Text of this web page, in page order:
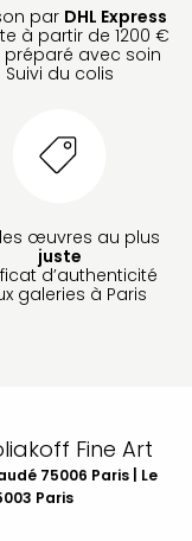
par DHL Express
à partir de 1200 €
préparé avec soin
Suivi du colis
œuvres au plus
juste
d’authenticité
galeries à Paris
Fine Art
75006 Paris | Le
Paris